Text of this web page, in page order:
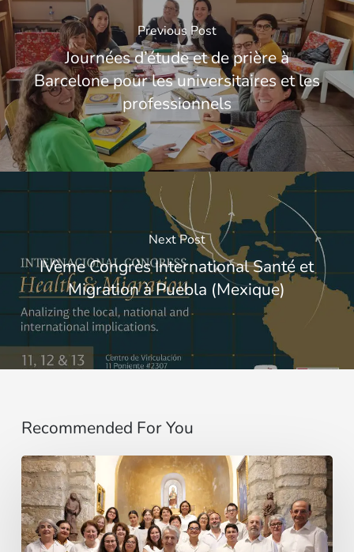
Previous Post
Journées d’étude et de prière à
Barcelone pour les universitaires et les
professionnels
Next Post
IVème Congrès International Santé et
Migration à Puebla (Mexique)
Recommended For You
La
voz
que
une: